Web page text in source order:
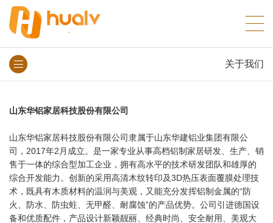
关于我们
山东华铝家居科技股份有限公司
山东华铝家居科技股份有限公司隶属于山东华建铝业集团有限公
司，2017年2月成立。是一家专业从事高档铝制家居研发、生产、销
售于一体的综合型加工企业，拥有高水平的技术研发团队和雄厚的
综合开发能力。创新的采用高清木纹转印及3D热压表面覆膜处理技
术，既具有木质材料的温润与美观，又能充分发挥铝制金属的“防
火、防水、防虫蛀、无甲醛、耐腐蚀”的产品优势。公司引进德国设
备和优质配件，产品设计新颖靓丽、经典时尚、安全耐用、美观大